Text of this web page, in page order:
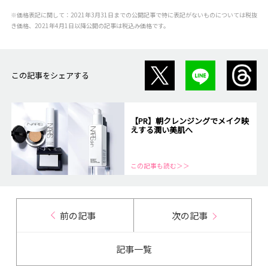
※価格表記に関して：2021年3月31日までの公開記事で特に表記がないものについては税抜
き価格、2021年4月1日以降公開の記事は税込み価格です。
この記事をシェアする
【PR】朝クレンジングでメイク映
えする潤い美肌へ
この記事も読む＞＞
前の記事 次の記事
記事一覧